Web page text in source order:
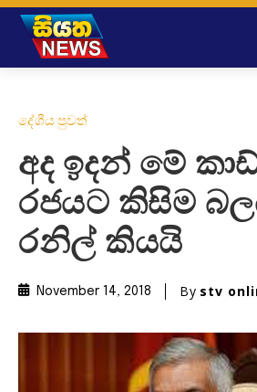
දේශීය පුවත්
අද ඉදන් මේ
රජයට කිසිම
රනිල් කියයි
November 14, 2018 By stv